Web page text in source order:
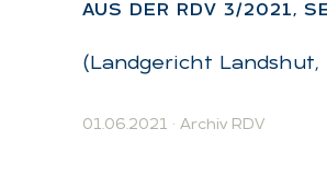
AUS DER RDV 3/2021,
(Landgericht Landshut,
01.06.2021 · Archiv RDV